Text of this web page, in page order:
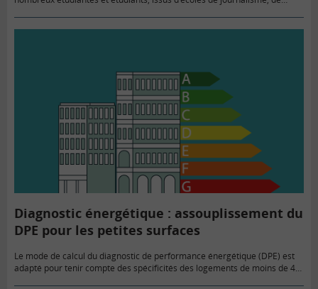
Diagnostic énergétique : assouplissement du
DPE pour les petites surfaces
Le mode de calcul du diagnostic de performance énergétique (DPE) est
adapté pour tenir compte des spécificités des logements de moins de 40